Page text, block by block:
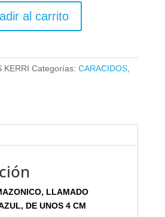
al carrito
KERRI Categorías: CARACIDOS,
LLAMADO
DE UNOS 4 CM